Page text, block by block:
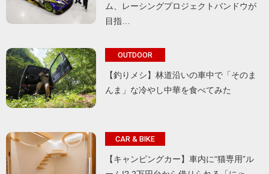
ム、レーシングプロジェクトバンドウが
目指…
OUTDOOR
【釣りメシ】林道沿いの車中で「そのま
んま」な冷やし中華を食べてみた
CAR & BIKE
【キャンピングカー】車内に“猫専用”ル